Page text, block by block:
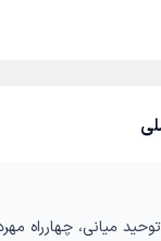
میانی، چهارراه